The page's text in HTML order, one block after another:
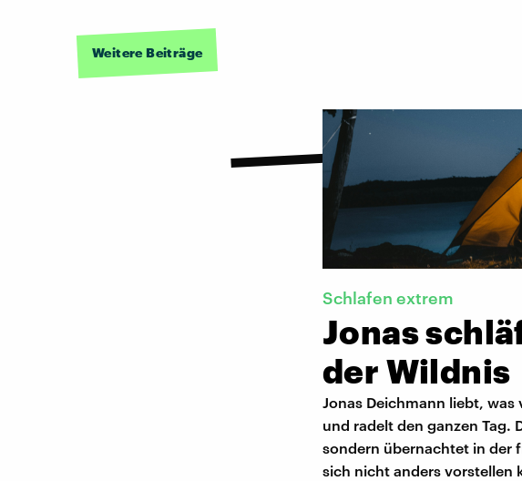
Weitere Beiträge
Schlafen extrem
Jonas
der Wildnis
Jonas Deichmann liebt,
und radelt den ganzen Tag.
sondern übernachtet in der
sich nicht anders vorstellen